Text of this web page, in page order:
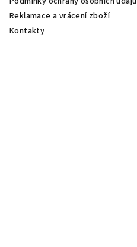
Reklamace a vrácení zboží
Kontakty